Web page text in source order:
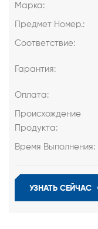
Марка:
Предмет Номер.:
Соответствие:
Гарантия:
Оплата:
Происхождение
Продукта:
Время Выполнения:
УЗНАТЬ СЕЙЧАС